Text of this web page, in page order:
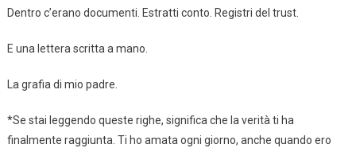
Dentro c’erano documenti. Estratti conto. Registri del trust.
E una lettera scritta a mano.
La grafia di mio padre.
*Se stai leggendo queste righe, significa che la verità ti ha
finalmente raggiunta. Ti ho amata ogni giorno, anche quando ero